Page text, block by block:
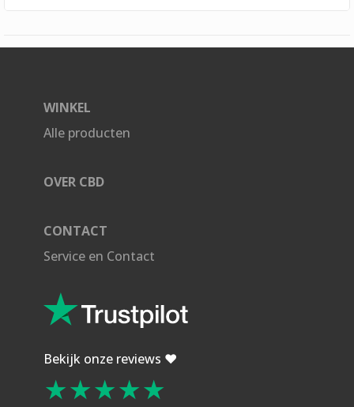
WINKEL
Alle producten
OVER CBD
CONTACT
Service en Contact
Bekijk onze reviews ❤️
★★★★★